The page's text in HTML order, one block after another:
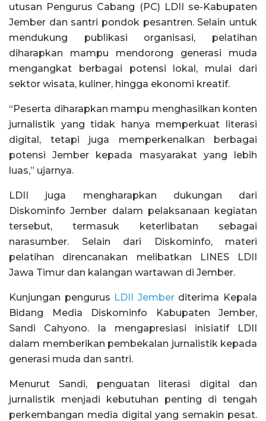
utusan Pengurus Cabang (PC) LDII se-Kabupaten
Jember dan santri pondok pesantren. Selain untuk
mendukung publikasi organisasi, pelatihan
diharapkan mampu mendorong generasi muda
mengangkat berbagai potensi lokal, mulai dari
sektor wisata, kuliner, hingga ekonomi kreatif.
“Peserta diharapkan mampu menghasilkan konten
jurnalistik yang tidak hanya memperkuat literasi
digital, tetapi juga memperkenalkan berbagai
potensi Jember kepada masyarakat yang lebih
luas,” ujarnya.
LDII juga mengharapkan dukungan dari
Diskominfo Jember dalam pelaksanaan kegiatan
tersebut, termasuk keterlibatan sebagai
narasumber. Selain dari Diskominfo, materi
pelatihan direncanakan melibatkan LINES LDII
Jawa Timur dan kalangan wartawan di Jember.
Kunjungan pengurus LDII Jemberditerima Kepala
Bidang Media Diskominfo Kabupaten Jember,
Sandi Cahyono. Ia mengapresiasi inisiatif LDII
dalam memberikan pembekalan jurnalistik kepada
generasi muda dan santri.
Menurut Sandi, penguatan literasi digital dan
jurnalistik menjadi kebutuhan penting di tengah
perkembangan media digital yang semakin pesat.